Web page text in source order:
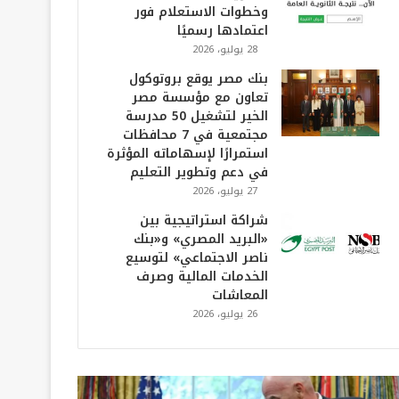
وخطوات الاستعلام فور
اعتمادها رسميًا
28 يوليو، 2026
بنك مصر يوقع بروتوكول
تعاون مع مؤسسة مصر
الخير لتشغيل 50 مدرسة
مجتمعية في 7 محافظات
استمرارًا لإسهاماته المؤثرة
في دعم وتطوير التعليم
27 يوليو، 2026
شراكة استراتيجية بين
«البريد المصري» و«بنك
ناصر الاجتماعي» لتوسيع
الخدمات المالية وصرف
المعاشات
26 يوليو، 2026